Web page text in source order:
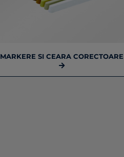
MARKERE SI CEARA CORECTOARE